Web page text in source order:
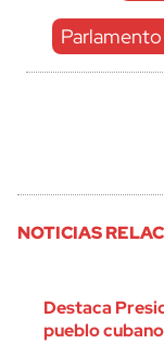
NOTICIAS
Destaca
pueblo cubano